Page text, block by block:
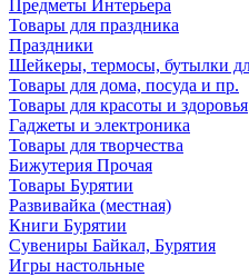
Предметы Интерьера
Товары для праздника
Праздники
Шейкеры, термосы, бутылки
Товары для дома, посуда и пр.
Товары для красоты и здоровья
Гаджеты и электроника
Товары для творчества
Бижутерия Прочая
Товары Бурятии
Развивайка (местная)
Книги Бурятии
Сувениры Байкал, Бурятия
Игры настольные